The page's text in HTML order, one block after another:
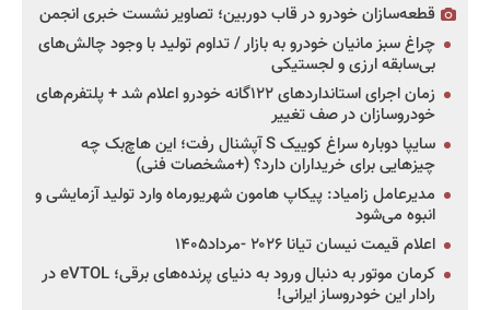
قطعه‌سازان خودرو در قاب دوربین؛ تصاویر نشست خبری انجمن
چراغ سبز مانیان خودرو به بازار / تداوم تولید با وجود چالش‌های
بی‌سابقه ارزی و لجستیکی
زمان اجرای استانداردهای ۱۲۲گانه خودرو اعلام شد + پلتفرم‌های
خودروسازان در صف تغییر
سایپا دوباره سراغ کوییک S آپشنال رفت؛ این هاچ‌بک چه
چیزهایی برای خریداران دارد؟ (+مشخصات فنی)
مدیرعامل زامیاد: پیکاپ هامون شهریورماه وارد تولید آزمایشی و
انبوه می‌شود
اعلام قیمت نیسان تیانا ۲۰۲۶ -مرداد۱۴۰۵
کرمان موتور به دنبال ورود به دنیای پرنده‌های برقی؛ eVTOL در
رادار این خودروساز ایرانی!